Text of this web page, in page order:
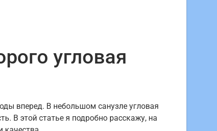
угловая
вперед. В небольшом санузле угловая
В этой статье я подробно расскажу, на